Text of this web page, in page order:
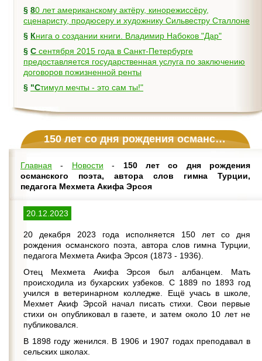
§ 80 лет американскому актёру, кинорежиссёру,
сценаристу, продюсеру и художнику Сильвестру Сталлоне
§
Книга о создании книги. Владимир Набоков "Дар"
§ С сентября 2015 года в Санкт-Петербурге
предоставляется государственная услуга по заключению
договоров пожизненной ренты
§
"Стимул мечты - это сам ты!"
150 лет со дня рождения османского поэта, автора слов гимна Турции, педагога Мехмета Акифа Эрсоя
Главная - Новости - 150 лет со дня рождения
османского поэта, автора слов гимна Турции,
педагога Мехмета Акифа Эрсоя
20.12.2023
20 декабря 2023 года исполняется 150 лет со дня
рождения османского поэта, автора слов гимна Турции,
педагога Мехмета Акифа Эрсоя (1873 - 1936).
Отец Мехмета Акифа Эрсоя был албанцем. Мать
происходила из бухарских узбеков. С 1889 по 1893 год
учился в ветеринарном колледже. Ещё учась в школе,
Мехмет Акиф Эрсой начал писать стихи. Свои первые
стихи он опубликовал в газете, и затем около 10 лет не
публиковался.
В 1898 году женился. В 1906 и 1907 годах преподавал в
сельских школах.